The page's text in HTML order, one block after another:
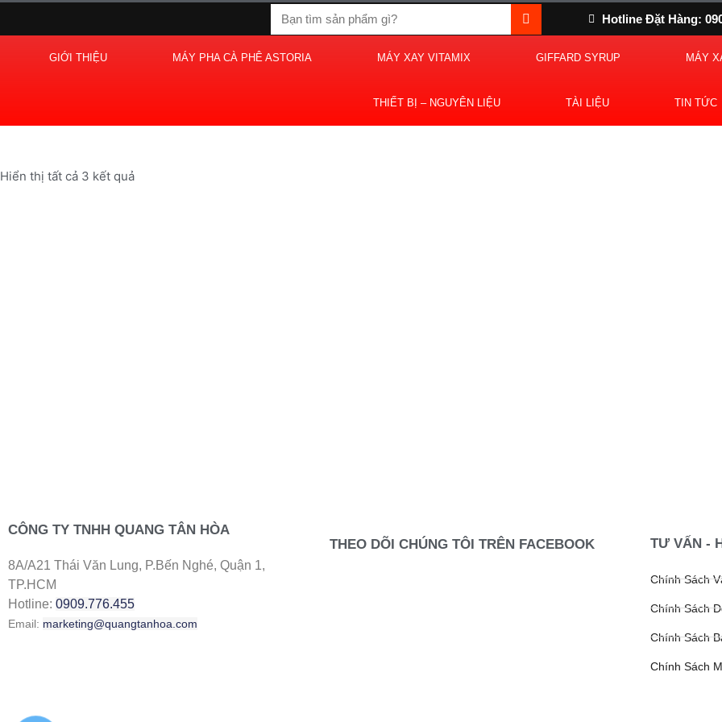
Tìm
kiếm
Hotline Đặt Hàng:
GIỚI THIỆU MÁY PHA CÀ PHÊ ASTORIA MÁY XAY VITAMIX GIFFARD SYRUP MÁY
THIẾT BỊ – NGUYÊN LIỆU TÀI LIỆU TIN TỨC
Hiển thị tất cả 3 kết quả
CÔNG TY TNHH QUANG TÂN HÒA
8A/A21 Thái Văn Lung, P.Bến Nghé, Quận 1,
TP.HCM
Hotline: 0909.776.455
Email: marketing@quangtanhoa.com
THEO DÕI CHÚNG TÔI TRÊN FACEBOOK TƯ VẤN -
Chính Sách
Chính Sách
Chính Sách
Chính Sách